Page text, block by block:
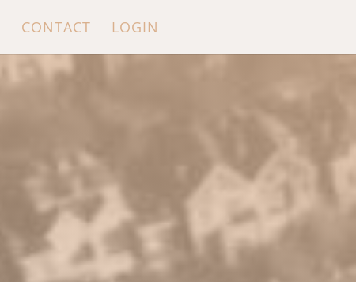
CONTACT LOGIN